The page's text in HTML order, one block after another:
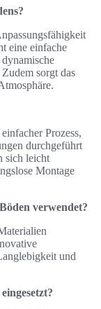
eine einfache
sorgt das
Prozess,
durchgeführt
sich leicht
Montage
verwendet?
und